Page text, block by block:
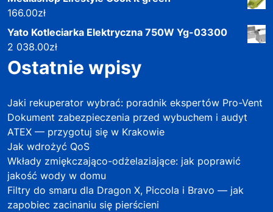
166.00zł
Yato Kotleciarka Elektryczna 750W Yg-03300
2 038.00zł
Ostatnie wpisy
Jaki rekuperator wybrać: poradnik ekspertów Pro-Vent
Dokument zabezpieczenia przed wybuchem i audyt
ATEX — przygotuj się w Krakowie
Jak wdrożyć QoS
Wkłady zmiękczająco-odżelaziające: jak poprawić
jakość wody w domu
Filtry do smaru dla Dragon X, Piccola i Bravo — jak
zapobiec zacinaniu się pierścieni